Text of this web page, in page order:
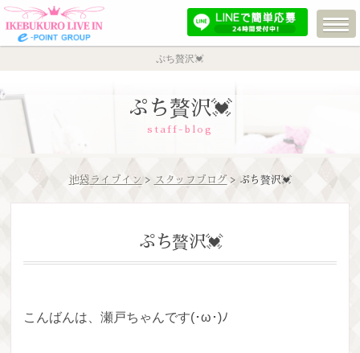
ぷち贅沢💓
ぷち贅沢💓
staff-blog
池袋ライブイン > スタッフブログ> ぷち贅沢💓
ぷち贅沢💓
こんばんは、瀬戸ちゃんです(･ω･)ﾉ